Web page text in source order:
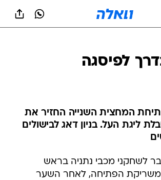
לפיסגה
המחצית השנייה החזיר את
ליגת העל. בניון דאג לבישולים
לשחקני מכבי נתניה בראש
משריקת הפתיחה, לאחר השער